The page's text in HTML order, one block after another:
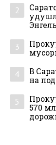
2
3
4
В
на
5
570